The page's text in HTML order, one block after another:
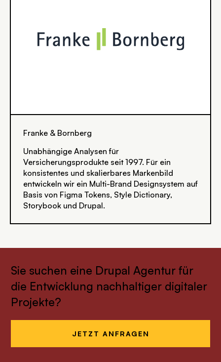
Franke & Bornberg
Unabhängige Analysen für
Versicherungsprodukte seit 1997. Für ein
konsistentes und skalierbares Markenbild
entwickeln wir ein Multi-Brand Designsystem auf
Basis von Figma Tokens, Style Dictionary,
Storybook und Drupal.
Sie suchen eine Drupal Agentur für
die Entwicklung nachhaltiger digitaler
Projekte?
JETZT ANFRAGEN